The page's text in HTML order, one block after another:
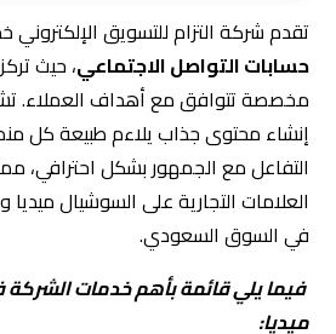
التفاعل مع الجمهور بشكل احترافي،
العلامات التجارية على السوشيال ميديا
في السوق السعودي.
فيما يلي قائمة بأهم خدمات الشركة
ميديا:
تطوير استراتيجيات مخصصة
تعمل شركة التزام على